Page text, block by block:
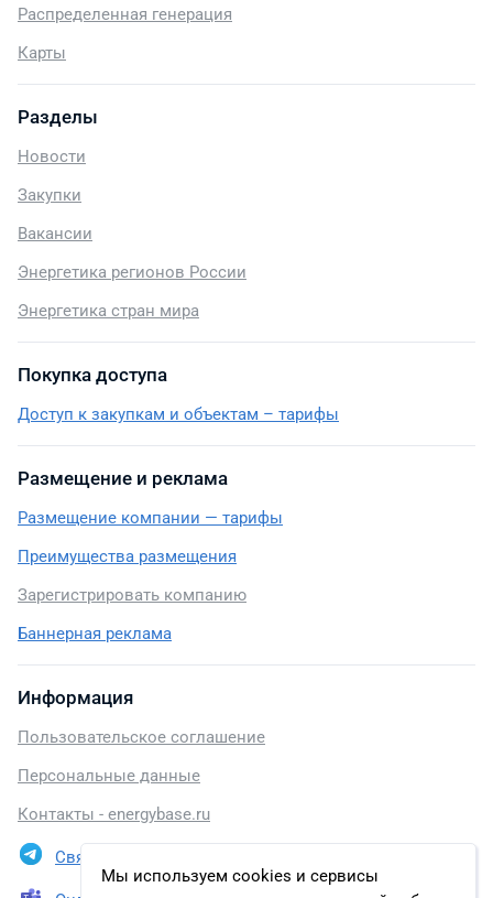
Мы используем cookies и сервисы
Распределенная генерация
Карты
Разделы
Новости
Закупки
Вакансии
Энергетика регионов России
Энергетика стран мира
Покупка доступа
Доступ к закупкам и объектам – тарифы
Размещение и реклама
Размещение компании — тарифы
Преимущества размещения
Зарегистрировать компанию
Баннерная реклама
Информация
Пользовательское соглашение
Персональные данные
Контакты - energybase.ru
Связаться в Telegram